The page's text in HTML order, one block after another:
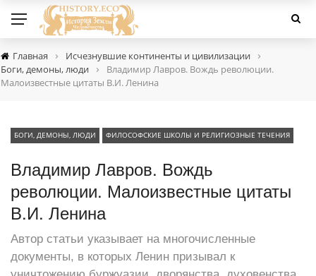
Главная › Исчезнувшие континенты и цивилизации ›
Боги, демоны, люди ›
Владимир Лавров. Вождь революции.
Малоизвестные цитаты В.И. Ленина
БОГИ, ДЕМОНЫ, ЛЮДИ ФИЛОСОФСКИЕ ШКОЛЫ И РЕЛИГИОЗНЫЕ ТЕЧЕНИЯ
Владимир Лавров. Вождь
революции. Малоизвестные цитаты
В.И. Ленина
Автор статьи указывает на многочисленные
документы, в которых Ленин призывал к